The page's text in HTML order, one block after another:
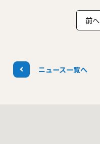
前へ
ニュース一覧へ